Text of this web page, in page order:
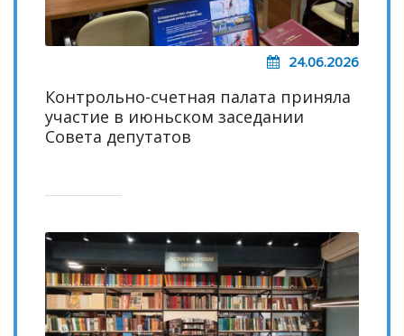
24.06.2026
Контрольно-счетная палата приняла
участие в июньском заседании
Совета депутатов